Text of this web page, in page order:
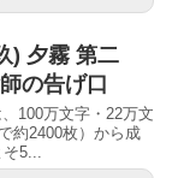
) 夕霧 第二
の告げ口
100万文字・22万文
約2400枚）から成
5...